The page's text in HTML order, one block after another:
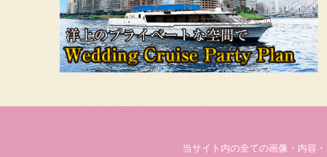
当サイト内の全ての画像・内容